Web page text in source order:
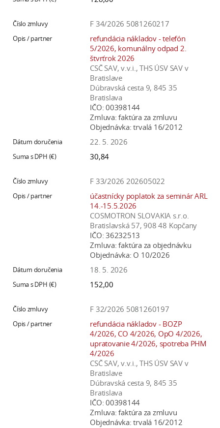
F 34/2026 5081260217
refundácia nákladov - telefón
5/2026, komunálny odpad 2.
štvrťrok 2026
CSČ SAV, v.v.i., THS ÚSV SAV v
Bratislave
Dúbravská cesta 9, 845 35
Bratislava
IČO: 00398144
Zmluva: faktúra za zmluvu
Objednávka: trvalá 16/2012
22. 5. 2026
30,84
F 33/2026 202605022
účastnícky poplatok za seminár ARL
14.-15.5.2026
COSMOTRON SLOVAKIA s.r.o.
Bratislavská 57, 908 48 Kopčany
IČO: 36232513
Zmluva: faktúra za objednávku
Objednávka: O 10/2026
18. 5. 2026
152,00
F 32/2026 5081260197
refundácia nákladov - BOZP
4/2026, CO 4/2026, OpO 4/2026,
upratovanie 4/2026, spotreba PHM
4/2026
CSČ SAV, v.v.i., THS ÚSV SAV v
Bratislave
Dúbravská cesta 9, 845 35
Bratislava
IČO: 00398144
Zmluva: faktúra za zmluvu
Objednávka: trvalá 16/2012